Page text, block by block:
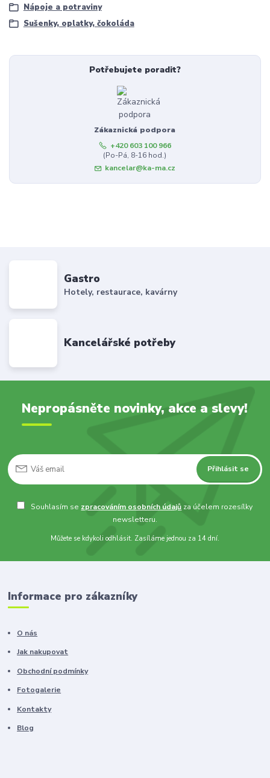
Nápoje a potraviny
Sušenky, oplatky, čokoláda
Potřebujete poradit?
Zákaznická podpora
+420 603 100 966
(Po-Pá, 8-16 hod.)
kancelar@ka-ma.cz
Gastro
Hotely, restaurace, kavárny
Kancelářské potřeby
Nepropásněte novinky, akce a slevy!
Přihlásit se
Souhlasím se zpracováním osobních údajů za účelem rozesílky
newsletteru.
Můžete se kdykoli odhlásit. Zasíláme jednou za 14 dní.
Informace pro zákazníky
O nás
Jak nakupovat
Obchodní podmínky
Fotogalerie
Kontakty
Blog